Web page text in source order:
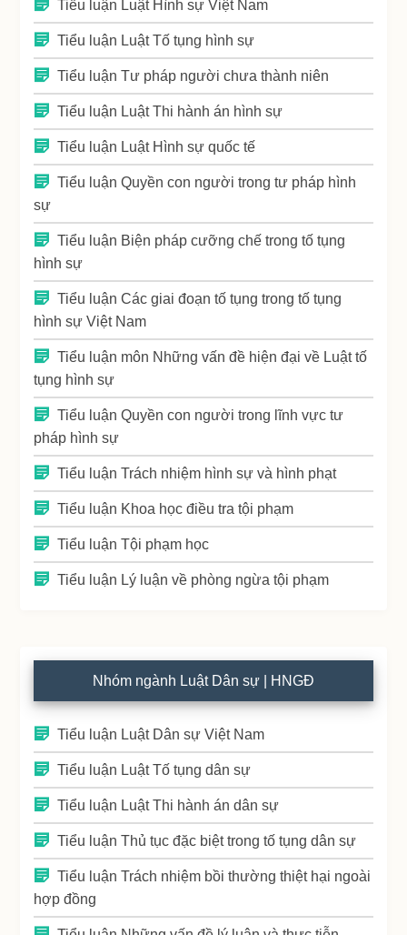
Tiểu luận Luật Hình sự Việt Nam
Tiểu luận Luật Tố tụng hình sự
Tiểu luận Tư pháp người chưa thành niên
Tiểu luận Luật Thi hành án hình sự
Tiểu luận Luật Hình sự quốc tế
Tiểu luận Quyền con người trong tư pháp hình
sự
Tiểu luận Biện pháp cưỡng chế trong tố tụng
hình sự
Tiểu luận Các giai đoạn tố tụng trong tố tụng
hình sự Việt Nam
Tiểu luận môn Những vấn đề hiện đại về Luật tố
tụng hình sự
Tiểu luận Quyền con người trong lĩnh vực tư
pháp hình sự
Tiểu luận Trách nhiệm hình sự và hình phạt
Tiểu luận Khoa học điều tra tội phạm
Tiểu luận Tội phạm học
Tiểu luận Lý luận về phòng ngừa tội phạm
Nhóm ngành Luật Dân sự | HNGĐ
Tiểu luận Luật Dân sự Việt Nam
Tiểu luận Luật Tố tụng dân sự
Tiểu luận Luật Thi hành án dân sự
Tiểu luận Thủ tục đặc biệt trong tố tụng dân sự
Tiểu luận Trách nhiệm bồi thường thiệt hại ngoài
hợp đồng